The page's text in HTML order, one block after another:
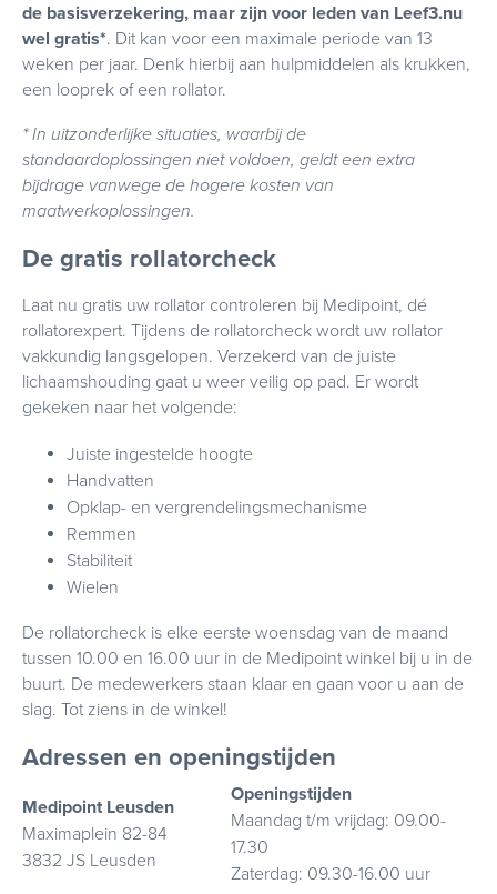
de basisverzekering, maar zijn voor leden van Leef3.nu
wel gratis*. Dit kan voor een maximale periode van 13
weken per jaar. Denk hierbij aan hulpmiddelen als krukken,
een looprek of een rollator.
* In uitzonderlijke situaties, waarbij de
standaardoplossingen niet voldoen, geldt een extra
bijdrage vanwege de hogere kosten van
maatwerkoplossingen.
De gratis rollatorcheck
Laat nu gratis uw rollator controleren bij Medipoint, dé
rollatorexpert. Tijdens de rollatorcheck wordt uw rollator
vakkundig langsgelopen. Verzekerd van de juiste
lichaamshouding gaat u weer veilig op pad. Er wordt
gekeken naar het volgende:
Juiste ingestelde hoogte
Handvatten
Opklap- en vergrendelingsmechanisme
Remmen
Stabiliteit
Wielen
De rollatorcheck is elke eerste woensdag van de maand
tussen 10.00 en 16.00 uur in de Medipoint winkel bij u in de
buurt. De medewerkers staan klaar en gaan voor u aan de
slag. Tot ziens in de winkel!
Adressen en openingstijden
Medipoint Leusden
Maximaplein 82-84
3832 JS Leusden
Openingstijden
Maandag t/m vrijdag: 09.00-
17.30
Zaterdag: 09.30-16.00 uur